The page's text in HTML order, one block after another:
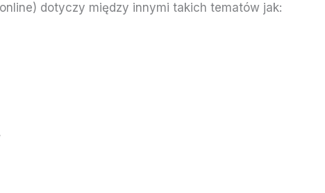
dotyczy między innymi takich tematów jak: